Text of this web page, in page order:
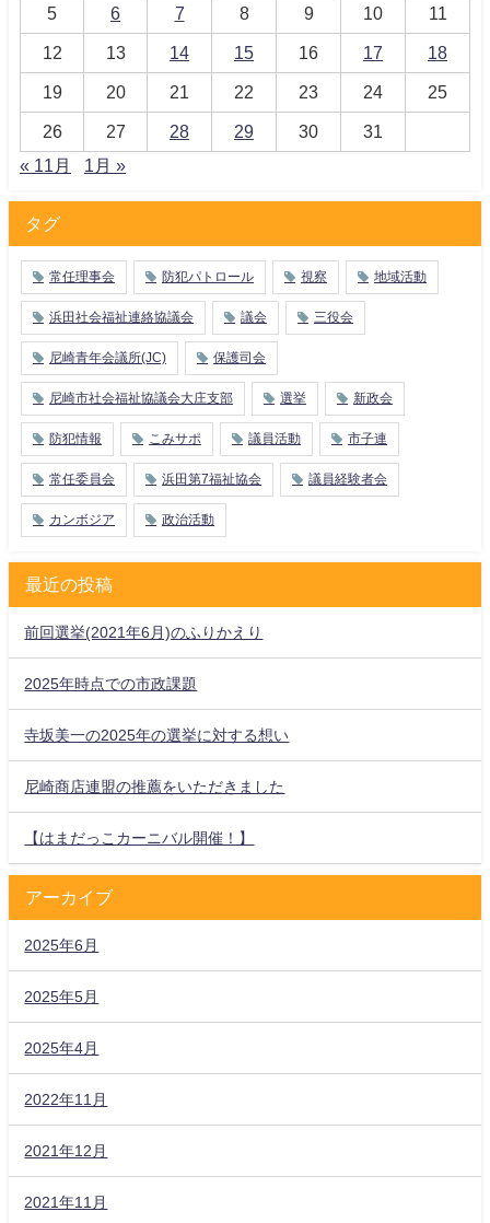
5 6 7 8 9 10 11
12 13 14 15 16 17 18
19 20 21 22 23 24 25
26 27 28 29 30
31
« 11月
1月 »
タグ
常任理事会 防犯パトロール 視察 地域活動
浜田社会福祉連絡協議会 議会 三役会
尼崎青年会議所(JC) 保護司会
尼崎市社会福祉協議会大庄支部 選挙 新政会
防犯情報 こみサポ 議員活動 市子連
常任委員会 浜田第7福祉協会 議員経験者会
カンボジア 政治活動
最近の投稿
前回選挙(2021年6月)のふりかえり
2025年時点での市政課題
寺坂美一の2025年の選挙に対する想い
尼崎商店連盟の推薦をいただきました
【はまだっこカーニバル開催！】
アーカイブ
2025年6月
2025年5月
2025年4月
2022年11月
2021年12月
2021年11月